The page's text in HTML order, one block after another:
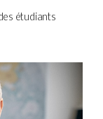
étudiants